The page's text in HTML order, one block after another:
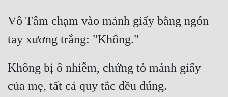
Vô Tâm chạm vào mảnh giấy bằng ngón
tay xương trắng: "Không."
Không bị ô nhiễm, chứng tỏ mảnh giấy
của mẹ, tất cả quy tắc đều đúng.